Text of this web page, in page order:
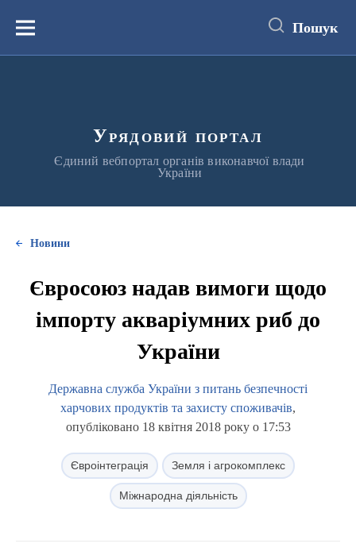
вмістуМеню Пошук
Урядовий портал
Єдиний вебпортал органів виконавчої влади
України
Новини
Євросоюз надав вимоги щодо
імпорту акваріумних риб до
України
Державна служба України з питань безпечності
харчових продуктів та захисту споживачів,
опубліковано 18 квітня 2018 року о 17:53
Євроінтеграція Земля і агрокомплекс
Міжнародна діяльність